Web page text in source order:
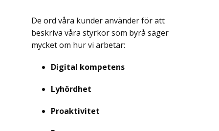
De ord våra kunder använder för att
beskriva våra styrkor som byrå säger
mycket om hur vi arbetar:
Digital kompetens
Lyhördhet
Proaktivitet